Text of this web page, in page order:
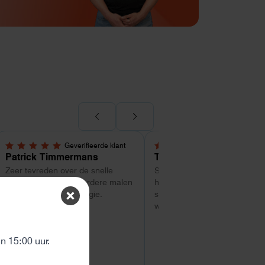
Geverifieerde klant
5,0 van 5 sterren
Patrick Timmermans
Zeer tevreden over de snelle
service. ik heb al meerdere malen
besteld bij Helion energie.
5,0 van 5 sterren
Tom
Super service tot zo ver.
hulp met uitzoeken van welk
systeem geschikt is. Vragen
worden snel beantwoord
15:00 uur.